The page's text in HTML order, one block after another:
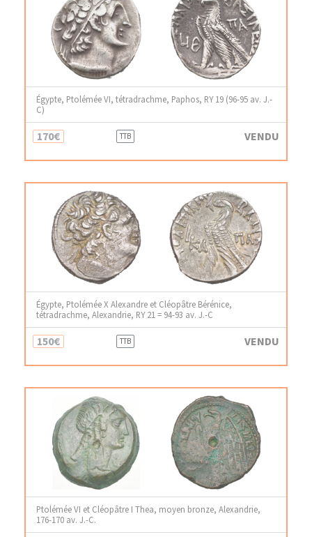
Égypte, Ptolémée VI, tétradrachme, Paphos, RY 19 (96-95 av. J.-
C)
170€ TTB VENDU
Égypte, Ptolémée X Alexandre et Cléopâtre Bérénice,
tétradrachme, Alexandrie, RY 21 = 94-93 av. J.-C
150€ TTB VENDU
Ptolémée VI et Cléopâtre I Thea, moyen bronze, Alexandrie,
176-170 av. J.-C.